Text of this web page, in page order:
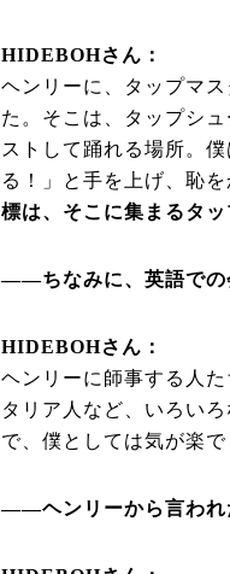
HIDEBOHさん：
ヘンリーに、タップマ
た。そこは、タップシ
ストして踊れる場所。
る！」と手を上げ、恥
標は、そこに集まるタ
――ちなみに、英語での
HIDEBOHさん：
ヘンリーに師事する人
タリア人など、いろい
で、僕としては気が楽
――ヘンリーから言われ